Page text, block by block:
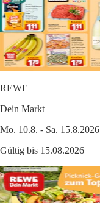
REWE
Dein Markt
Mo. 10.8. - Sa. 15.8.2026
Gültig bis 15.08.2026